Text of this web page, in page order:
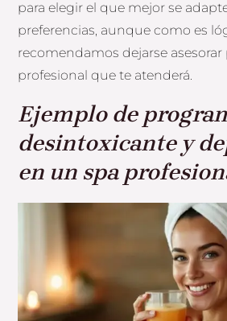
para elegir el que mejor se
preferencias, aunque como es
recomendamos dejarse
profesional que te atenderá.
Ejemplo de
desintoxicante y
en un spa